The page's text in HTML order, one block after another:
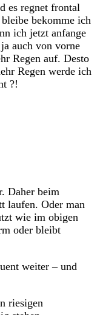
es regnet frontal
bekomme ich
ich jetzt anfange
auch von vorne
Regen auf. Desto
Regen werde ich
?!
Daher beim
laufen. Oder man
wie im obigen
oder bleibt
weiter – und
riesigen